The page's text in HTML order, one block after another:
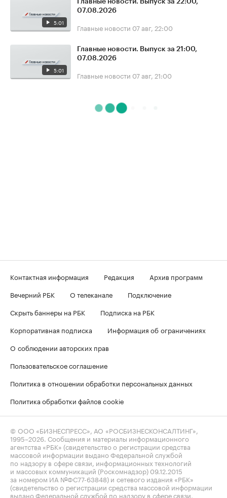
5:01
Главные новости. Выпуск за 22:00,
07.08.2026
Главные новости 07 авг, 22:00
5:01
Главные новости. Выпуск за 21:00,
07.08.2026
Главные новости 07 авг, 21:00
Контактная информация Редакция
Архив программ
Вечерний РБК
О телеканале
Подключение
Скрыть баннеры на РБК
Подписка на РБК
Корпоративная подписка
Информация об ограничениях
О соблюдении авторских прав
Пользовательское соглашение
Политика в отношении обработки персональных данных
Политика обработки файлов cookie
© ООО «БИЗНЕСПРЕСС», АО «РОСБИЗНЕСКОНСАЛТИНГ»,
1995–2026 . Сообщения и материалы информационного
агентства «РБК» (свидетельство о регистрации средства
массовой информации выдано Федеральной службой
по надзору в сфере связи, информационных технологий
и массовых коммуникаций (Роскомнадзор) 09.12.2015
за номером ИА №ФС77-63848) и сетевого издания «РБК»
(свидетельство о регистрации средства массовой информации
выдано Федеральной службой по надзору в сфере связи,